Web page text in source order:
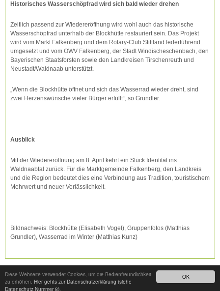
OK
Diese Webseite verwendet Cookies, um die Bedienfreundlichkeit
zu erhöhen. Hier gehts zur Datenschutzerklärung (siehe
Datenschutz Nummer 8).
Historisches Wasserschöpfrad wird sich bald wieder drehen
Zeitlich passend zur Wiedereröffnung wird wohl auch das historische
Wasserschöpfrad unterhalb der Blockhütte restauriert sein. Das Projekt
wird vom Markt Falkenberg und dem Rotary-Club Stiftland federführend
umgesetzt und vom OWV Falkenberg, der Stadt Windischeschenbach, den
Bayerischen Staatsforsten sowie den Landkreisen Tirschenreuth und
Neustadt/Waldnaab unterstützt.
„Wenn die Blockhütte öffnet und sich das Wasserrad wieder dreht, sind
zwei Herzenswünsche vieler Bürger erfüllt“, so Grundler.
Ausblick
Mit der Wiedereröffnung am 8. April kehrt ein Stück Identität ins
Waldnaabtal zurück. Für die Marktgemeinde Falkenberg, den Landkreis
und die Region bedeutet dies eine Verbindung aus Tradition, touristischem
Mehrwert und neuer Verlässlichkeit.
Bildnachweis: Blockhütte (Elisabeth Vogel), Gruppenfotos (Matthias
Grundler), Wasserrad im Winter (Matthias Kunz)